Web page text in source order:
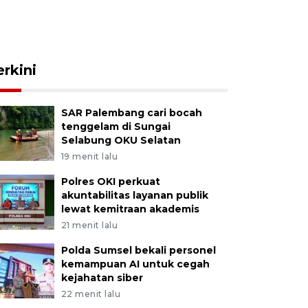
SAR Palembang cari bocah
tenggelam di Sungai
Selabung OKU Selatan
19 menit lalu
Polres OKI perkuat
akuntabilitas layanan publik
lewat kemitraan akademis
21 menit lalu
Polda Sumsel bekali personel
kemampuan AI untuk cegah
kejahatan siber
22 menit lalu